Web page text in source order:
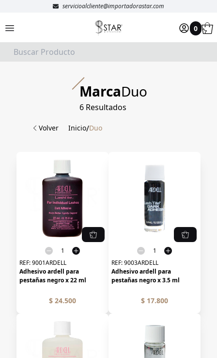
servicioalcliente@importadorastar.com
0
MarcaDuo
6 Resultados
Volver Inicio/Duo
REF:9001ARDELL
Adhesivo ardell para
pestañas negro x 22 ml
$ 24.500
REF:9003ARDELL
Adhesivo ardell para
pestañas negro x 3.5 ml
$ 17.800